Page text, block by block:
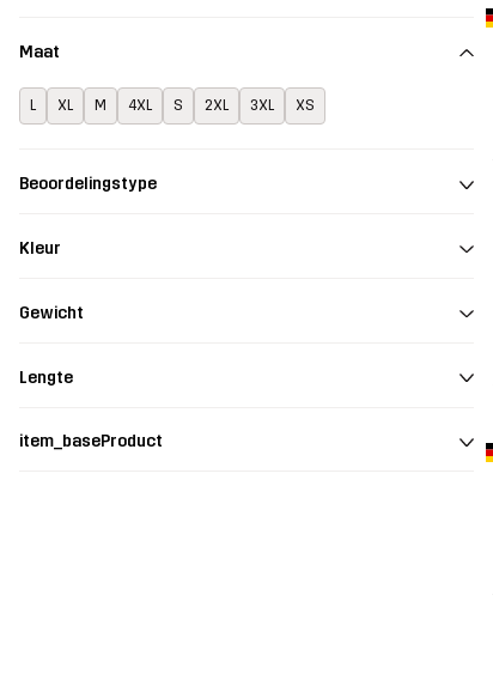
Maat
L XL M 4XL S 2XL 3XL XS
Beoordelingstype
Kleur
Gewicht
Lengte
item_baseProduct